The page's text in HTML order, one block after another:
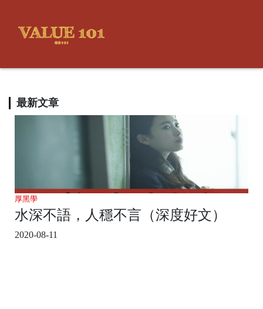
最新文章
厚黑學
水深不語，人穩不言（深度好文）
2020-08-11